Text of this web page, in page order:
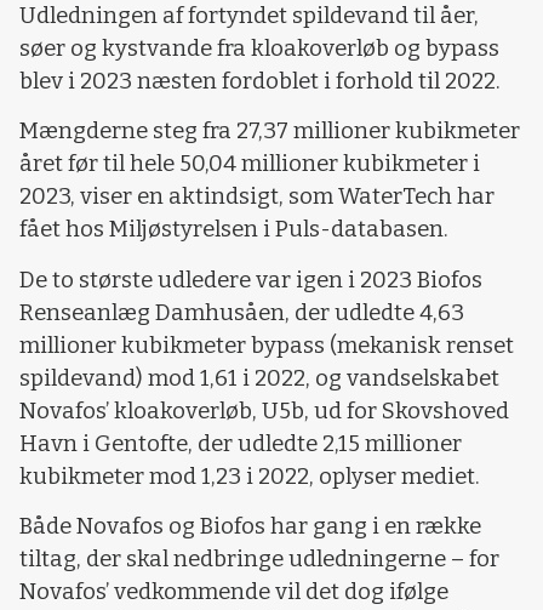
Udledningen af fortyndet spildevand til åer,
søer og kystvande fra kloakoverløb og bypass
blev i 2023 næsten fordoblet i forhold til 2022.
Mængderne steg fra 27,37 millioner kubikmeter
året før til hele 50,04 millioner kubikmeter i
2023, viser en aktindsigt, som WaterTech har
fået hos Miljøstyrelsen i Puls-databasen.
De to største udledere var igen i 2023 Biofos
Renseanlæg Damhusåen, der udledte 4,63
millioner kubikmeter bypass (mekanisk renset
spildevand) mod 1,61 i 2022, og vandselskabet
Novafos’ kloakoverløb, U5b, ud for Skovshoved
Havn i Gentofte, der udledte 2,15 millioner
kubikmeter mod 1,23 i 2022, oplyser mediet.
Både Novafos og Biofos har gang i en række
tiltag, der skal nedbringe udledningerne – for
Novafos’ vedkommende vil det dog ifølge